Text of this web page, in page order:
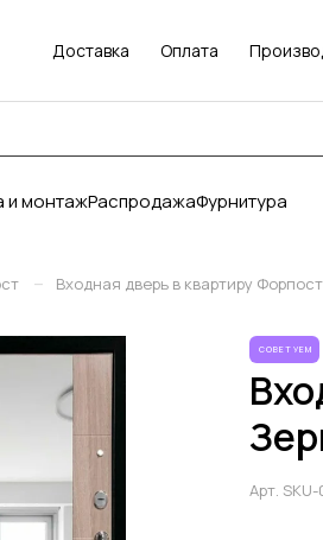
Доставка Оплата
и монтажРаспродажаФурнитура
– Входная дверь в квартиру
СОВЕТУЕМ
Арт. SKU-